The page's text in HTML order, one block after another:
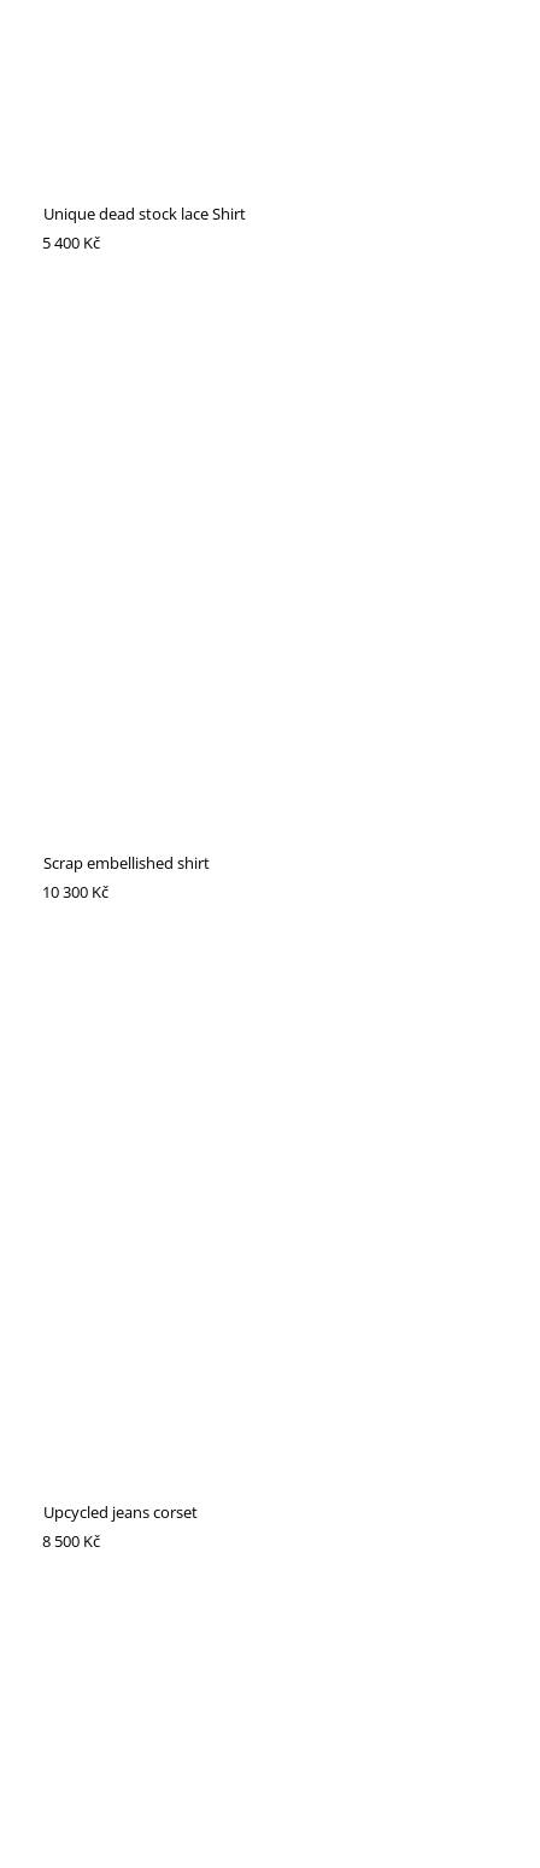
Unique dead stock lace Shirt
5 400 Kč
Scrap embellished shirt
10 300 Kč
Upcycled jeans corset
8 500 Kč